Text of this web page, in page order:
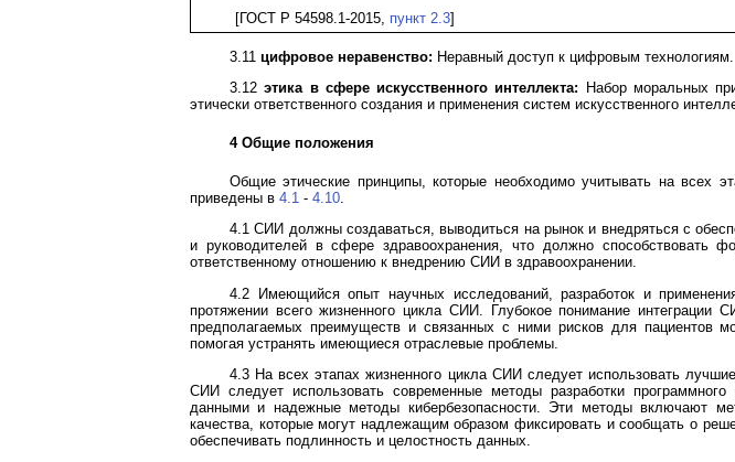
[ГОСТ Р 54598.1-2015, пункт 2.3]
3.11 цифровое неравенство: Неравный доступ к цифровым технологиям.
3.12этика в сфере искусственного интеллекта: Набор моральных
этически ответственного создания и применения систем искусственного
4 Общие положения
Общие этические принципы, которые необходимо учитывать на всех
приведены в 4.1 - 4.10
4.1 СИИ должны создаваться, выводиться на рынок и внедряться с
и руководителей в сфере здравоохранения, что должно способствовать
ответственному отношению к внедрению СИИ в здравоохранении.
4.2 Имеющийся опыт научных исследований, разработок и
протяжении всего жизненного цикла СИИ. Глубокое понимание
предполагаемых преимуществ и связанных с ними рисков для пациентов
помогая устранять имеющиеся отраслевые проблемы.
4.3 На всех этапах жизненного цикла СИИ следует использовать
СИИ следует использовать современные методы разработки
данными и надежные методы кибербезопасности. Эти методы включают
качества, которые могут надлежащим образом фиксировать и сообщать о
обеспечивать подлинность и целостность данных.